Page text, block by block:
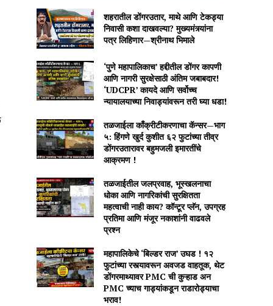
शहरातील डोंगरउतार, माथे आणि टेकड्या
निवासी कशा दाखवल्या? मुख्यमंत्र्यांना
पत्र लिहिणार—श्रीनाथ भिमाले
‘पुणे महापालिकाच’ हद्दीतील डोंगर कापणी
आणि नागरी सुरक्षेसाठी अंतिम जबाबदार!
‘UDCPR’ कायदे आणि सर्वोच्च
न्यायालयाच्या निवाड्यांवरून तरी घ्या धडा!
तळजाईला काँक्रीटीकरणाचा कॅन्सर—भाग
५: हिंगणे खुर्द कुशीत ६२ फुटांच्या तीव्र
डोंगरउतारावर बहुमजली इमारतींचे
आक्रमण !
तळजाईतील जलप्रवाह, भूस्खलनाचा
धोका आणि नागरिकांची सुरक्षितता
महत्वाची नाही काय? कॉन्टूर प्लॅन, उपग्रह
प्रतिमा आणि मंजूर नकाशांनी वाढवले
प्रश्न
महापालिकेचे ‘बिल्डर राज’ उघड ! १२
फुटांच्या रस्त्यावरून अवजड वाहतूक, थेट
डोंगरमाथ्यावर PMC ची कुऱ्हाड अन
PMC च्याच गाड्यांकडून राडारोड्याचा
भराव!